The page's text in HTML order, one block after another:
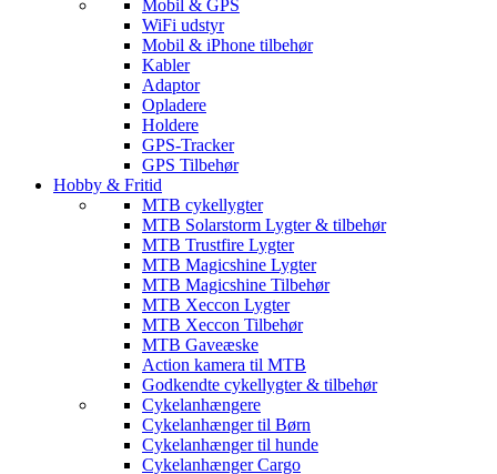
Mobil & GPS
WiFi udstyr
Mobil & iPhone tilbehør
Kabler
Adaptor
Opladere
Holdere
GPS-Tracker
GPS Tilbehør
Hobby & Fritid
MTB cykellygter
MTB Solarstorm Lygter & tilbehør
MTB Trustfire Lygter
MTB Magicshine Lygter
MTB Magicshine Tilbehør
MTB Xeccon Lygter
MTB Xeccon Tilbehør
MTB Gaveæske
Action kamera til MTB
Godkendte cykellygter & tilbehør
Cykelanhængere
Cykelanhænger til Børn
Cykelanhænger til hunde
Cykelanhænger Cargo